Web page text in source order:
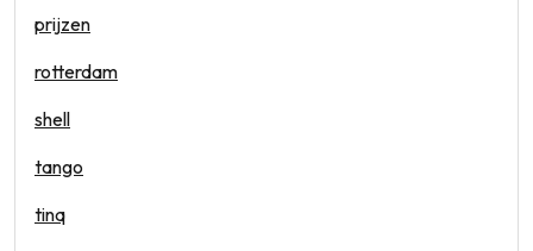
prijzen
rotterdam
shell
tango
tinq